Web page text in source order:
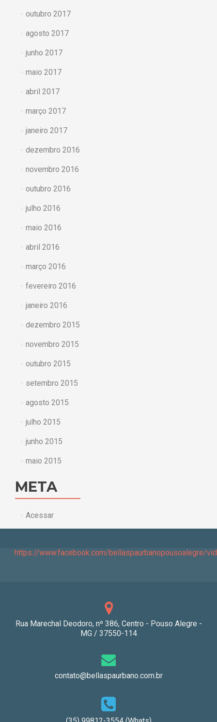
outubro 2017
agosto 2017
junho 2017
maio 2017
abril 2017
março 2017
janeiro 2017
dezembro 2016
novembro 2016
outubro 2016
julho 2016
maio 2016
abril 2016
março 2016
fevereiro 2016
janeiro 2016
dezembro 2015
novembro 2015
outubro 2015
setembro 2015
agosto 2015
julho 2015
junho 2015
maio 2015
META
Acessar
https://www.facebook.com/bellaspaurbanopousoalegre/
Rua Marechal Deodoro, nº 386, Centro - Pouso Alegre -
MG / 37550-114
contato@bellaspaurbano.com.br